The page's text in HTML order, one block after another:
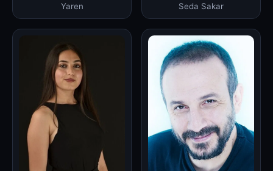
Yaren Seda Sakar